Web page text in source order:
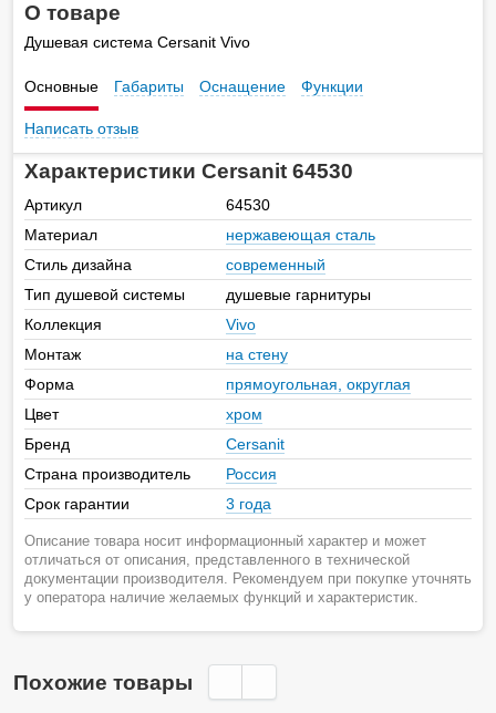
О товаре
Душевая система Cersanit Vivo
Основные Габариты Оснащение Функции
Написать отзыв
Характеристики Cersanit 64530
Артикул
64530
Материал
нержавеющая сталь
Стиль дизайна
современный
Тип душевой системы
душевые гарнитуры
Коллекция
Vivo
Монтаж
на стену
Форма
прямоугольная, округлая
Цвет
хром
Бренд
Cersanit
Страна производитель
Россия
Срок гарантии
3 года
Описание товара носит информационный характер и может
отличаться от описания, представленного в технической
документации производителя. Рекомендуем при покупке уточнять
у оператора наличие желаемых функций и характеристик.
Похожие товары